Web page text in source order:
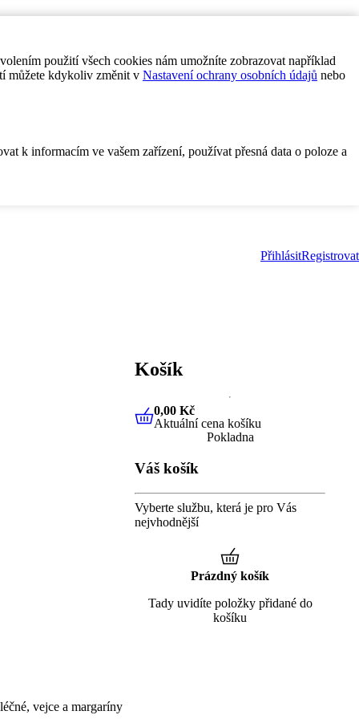
použití všech cookies nám umožníte zobrazovat například
můžete kdykoliv změnit v Nastavení ochrany osobních údajů nebo
k informacím ve vašem zařízení, používat přesná data o poloze a
PřihlásitRegistrovat
vejce a margaríny
Košík
0,00 KčAktuální cena košíku
0,00 Kč
Aktuální cena košíku
Pokladna
Váš košík
Vyberte službu, která je pro Vás
nejvhodnější
Prázdný košík
Tady uvidíte položky přidané do
košíku